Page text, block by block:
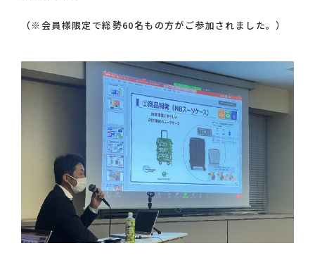
（※会員様限定で総勢60名もの方がご参加されました。）